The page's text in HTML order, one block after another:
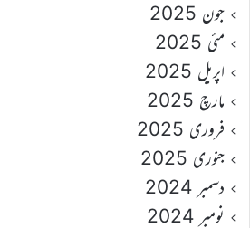
جون 2025
مئی 2025
اپریل 2025
مارچ 2025
فروری 2025
جنوری 2025
دسمبر 2024
نومبر 2024